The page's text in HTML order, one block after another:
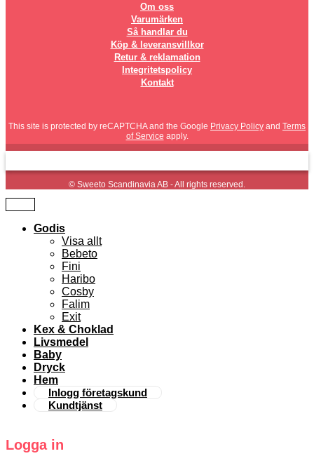
Om oss
Varumärken
Så handlar du
Köp & leveransvillkor
Retur & reklamation
Integritetspolicy
Kontakt
This site is protected by reCAPTCHA and the Google Privacy Policy and Terms
of Service apply.
© Sweeto Scandinavia AB - All rights reserved.
Godis
Visa allt
Bebeto
Fini
Haribo
Cosby
Falim
Exit
Kex & Choklad
Livsmedel
Baby
Dryck
Hem
Inlogg företagskund
Kundtjänst
Logga in